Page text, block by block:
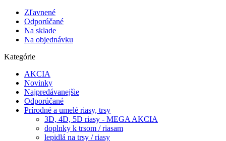
Zľavnené
Odporúčané
Na sklade
Na objednávku
Kategórie
AKCIA
Novinky
Najpredávanejšie
Odporúčané
Prírodné a umelé riasy, trsy
3D, 4D, 5D riasy - MEGA AKCIA
doplnky k trsom / riasam
lepidlá na trsy / riasy